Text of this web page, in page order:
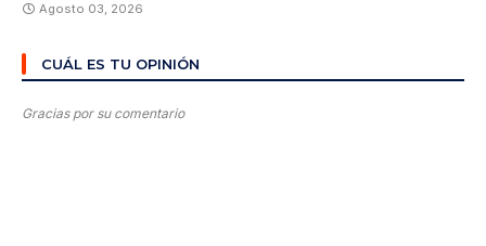
Agosto 03, 2026
CUÁL ES TU OPINIÓN
Gracias por su comentario